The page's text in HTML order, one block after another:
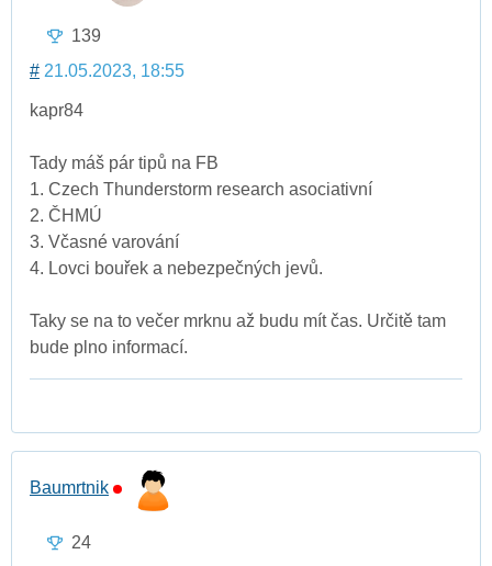
139
# 21.05.2023, 18:55
kapr84
Tady máš pár tipů na FB
1. Czech Thunderstorm research asociativní
2. ČHMÚ
3. Včasné varování
4. Lovci bouřek a nebezpečných jevů.
Taky se na to večer mrknu až budu mít čas. Určitě tam
bude plno informací.
Baumrtnik
24